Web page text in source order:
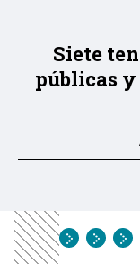
Siete
públicas